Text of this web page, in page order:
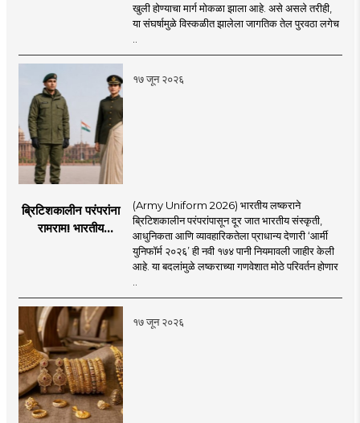
चिंता.
खुली होण्याचा मार्ग मोकळा झाला आहे. असे असले तरीही,
या संघर्षामुळे विस्कळीत झालेला जागतिक तेल पुरवठा लगेच
१७ जून २०२६
ब्रिटिशकालीन परंपरांना
रामराम! भारतीय
(Army Uniform 2026) भारतीय लष्कराने
ब्रिटिशकालीन परंपरांपासून दूर जात भारतीय संस्कृती,
आधुनिकता आणि व्यावहारिकतेला प्राधान्य देणारी ‘आर्मी
युनिफॉर्म २०२६’ ही नवी १७४ पानी नियमावली जाहीर केली
आहे. या बदलांमुळे लष्कराच्या गणवेशात मोठे परिवर्तन होणार
१७ जून २०२६